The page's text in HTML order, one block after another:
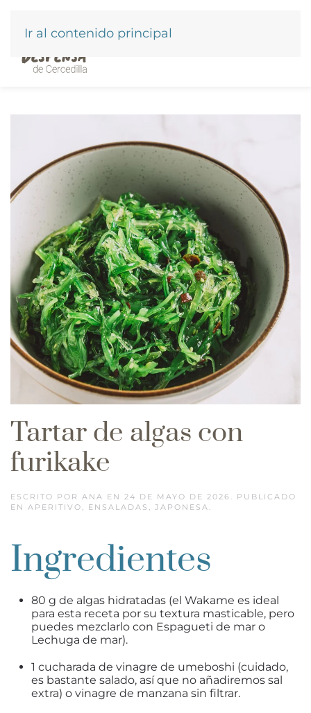
Ir al contenido principal
Tartar de algas con
furikake
ESCRITO POR ANA EN 24 DE MAYO DE 2026 . PUBLICADO
EN APERITIVO , ENSALADAS , JAPONESA .
Ingredientes
80 g de algas hidratadas (el Wakame es ideal
para esta receta por su textura masticable, pero
puedes mezclarlo con Espagueti de mar o
Lechuga de mar).
1 cucharada de vinagre de umeboshi (cuidado,
es bastante salado, así que no añadiremos sal
extra) o vinagre de manzana sin filtrar.